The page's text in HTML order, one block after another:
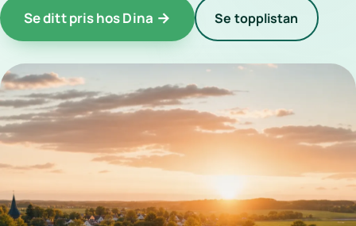
Se ditt pris hos Dina Se topplistan